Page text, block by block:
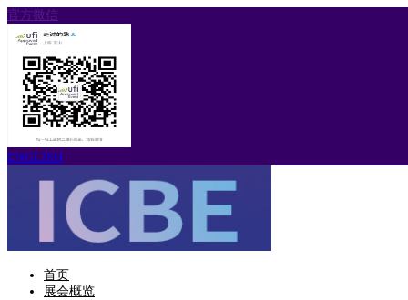
官方微信
ENGLISH
首页
展会概览